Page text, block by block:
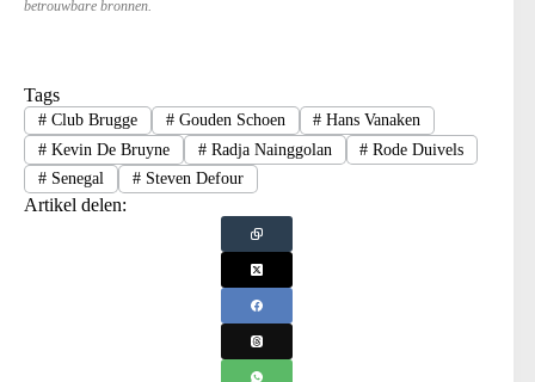
betrouwbare bronnen.
Tags
#Club Brugge #Gouden Schoen # Hans Vanaken
#Kevin De Bruyne #Radja Nainggolan # Rode Duivels
#Senegal #Steven Defour
Artikel delen: